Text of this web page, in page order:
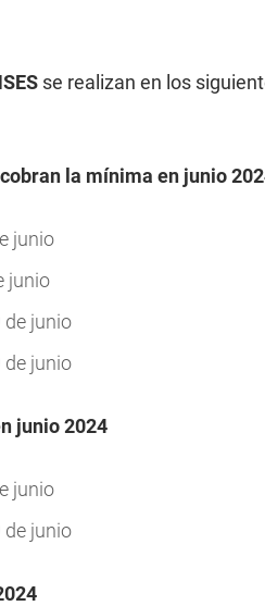
se realizan en los
la mínima en junio
junio
junio
de junio
de junio
junio 2024
junio
de junio